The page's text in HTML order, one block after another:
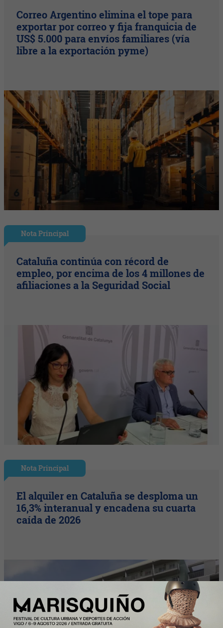
Correo Argentino elimina el tope para
exportar por correo y fija franquicia de
US$ 5.000 para envíos familiares (vía
libre a la exportación pyme)
Nota Principal
Cataluña continúa con récord de
empleo, por encima de los 4 millones de
afiliaciones a la Seguridad Social
Nota Principal
El alquiler en Cataluña se desploma un
16,3% interanual y encadena su cuarta
caída de 2026